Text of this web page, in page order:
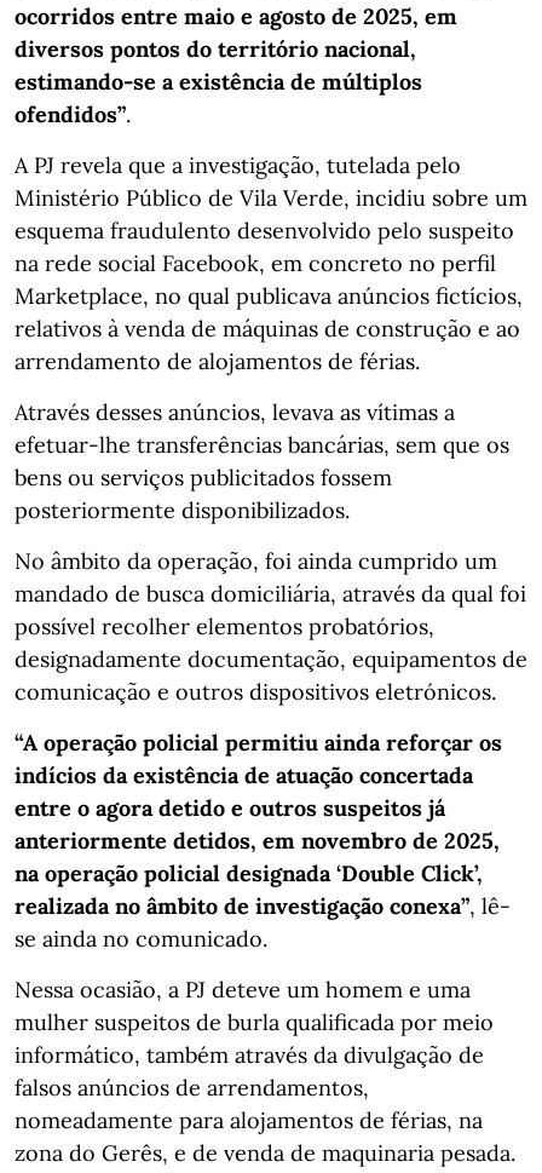
ocorridos entre maio e agosto de 2025, em
diversos pontos do território nacional,
estimando-se a existência de múltiplos
ofendidos”.
A PJ revela que a investigação, tutelada pelo
Ministério Público de Vila Verde, incidiu sobre um
esquema fraudulento desenvolvido pelo suspeito
na rede social Facebook, em concreto no perfil
Marketplace, no qual publicava anúncios fictícios,
relativos à venda de máquinas de construção e ao
arrendamento de alojamentos de férias.
Através desses anúncios, levava as vítimas a
efetuar-lhe transferências bancárias, sem que os
bens ou serviços publicitados fossem
posteriormente disponibilizados.
No âmbito da operação, foi ainda cumprido um
mandado de busca domiciliária, através da qual foi
possível recolher elementos probatórios,
designadamente documentação, equipamentos de
comunicação e outros dispositivos eletrónicos.
“A operação policial permitiu ainda reforçar os
indícios da existência de atuação concertada
entre o agora detido e outros suspeitos já
anteriormente detidos, em novembro de 2025,
na operação policial designada ‘Double Click’,
realizada no âmbito de investigação conexa”, lê-
se ainda no comunicado.
Nessa ocasião, a PJ deteve um homem e uma
mulher suspeitos de burla qualificada por meio
informático, também através da divulgação de
falsos anúncios de arrendamentos,
nomeadamente para alojamentos de férias, na
zona do Gerês, e de venda de maquinaria pesada.